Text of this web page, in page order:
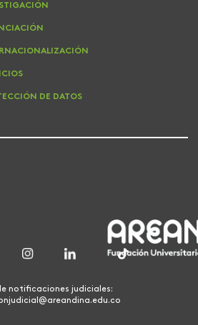
DE DATOS
notificaciones judiciales: